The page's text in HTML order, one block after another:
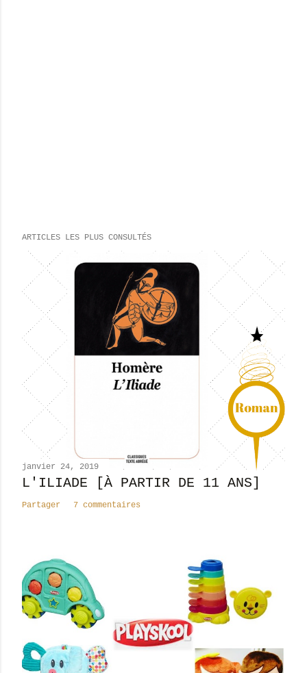
ARTICLES LES PLUS CONSULTÉS
janvier 24, 2019
L'ILIADE [À PARTIR DE 11 ANS]
Partager 7 commentaires